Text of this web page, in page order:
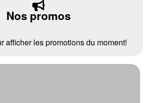
Nos promos
afficher les promotions du moment!